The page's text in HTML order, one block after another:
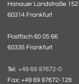
Hanauer Landstraße 152
60314 Frankfurt
Postfach 60 05 66
60335 Frankfurt
Tel: +49 69 97672-0
Fax: +49 69 97672-128